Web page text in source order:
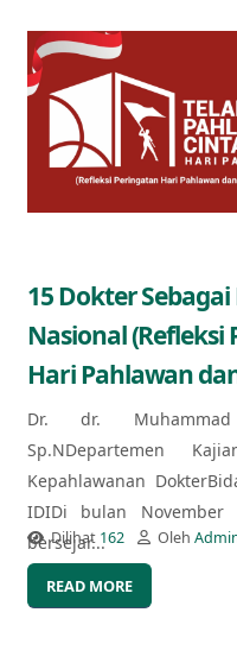
15 Dokter
Nasional (Refleksi
Hari Pahlawan
Dr. dr.
Sp.NDepartemen
Kepahlawanan
IDIDi bulan
bersejar...
Dilihat 162 Oleh
READ MORE